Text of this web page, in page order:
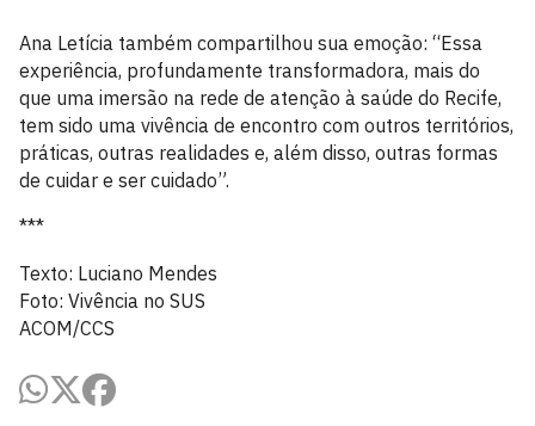
Ana Letícia também compartilhou sua emoção: “Essa
experiência, profundamente transformadora, mais do
que uma imersão na rede de atenção à saúde do Recife,
tem sido uma vivência de encontro com outros territórios,
práticas, outras realidades e, além disso, outras formas
de cuidar e ser cuidado”.
***
Texto: Luciano Mendes
Foto: Vivência no SUS
ACOM/CCS